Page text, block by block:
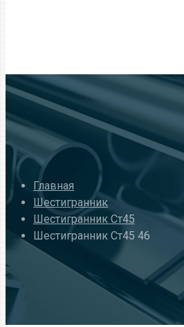
Главная
Шестигранник
Шестигранник Ст45
Шестигранник Ст45 46